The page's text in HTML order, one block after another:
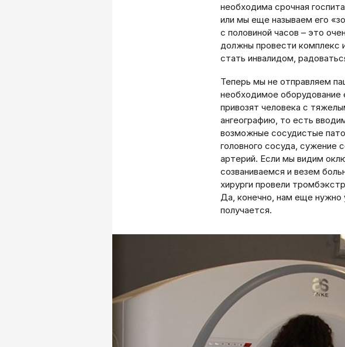
необходима срочная
или мы еще называем его
с половиной часов – это
должны провести комплекс
стать инвалидом,
Теперь мы не отправляем
необходимое оборудование
привозят человека с
ангеографию, то есть
возможные сосудистые
головного сосуда, сужение
артерий. Если мы видим
созваниваемся и везем
хирурги провели
Да, конечно, нам еще нужно
получается.